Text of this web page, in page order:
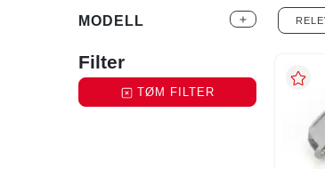
add
MODELL
Filter
TØM FILTER